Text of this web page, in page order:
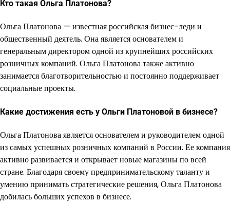
Кто такая Ольга Платонова?
Ольга Платонова — известная российская бизнес-леди и
общественный деятель. Она является основателем и
генеральным директором одной из крупнейших российских
розничных компаний. Ольга Платонова также активно
занимается благотворительностью и постоянно поддерживает
социальные проекты.
Какие достижения есть у Ольги Платоновой в бизнесе?
Ольга Платонова является основателем и руководителем одной
из самых успешных розничных компаний в России. Ее компания
активно развивается и открывает новые магазины по всей
стране. Благодаря своему предпринимательскому таланту и
умению принимать стратегические решения, Ольга Платонова
добилась больших успехов в бизнесе.